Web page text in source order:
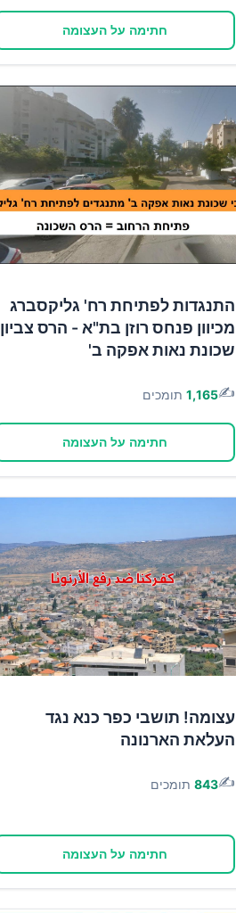
חתימה על העצומה
התנגדות לפתיחת רח' גליקסברג
מכיוון פנחס רוזן בת"א - הרס צביון
שכונת נאות אפקה ב'
✍️
1,165 תומכים
חתימה על העצומה
עצומה! תושבי כפר כנא נגד
העלאת הארנונה
✍️
843 תומכים
חתימה על העצומה